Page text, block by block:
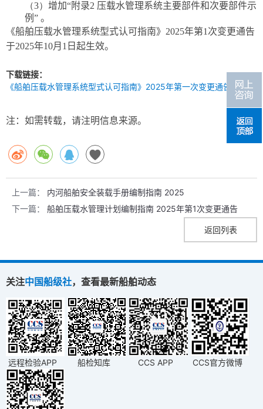
（3） 增加“附录2 压载水管理系统主要部件和次要部件示
例” 。
《船舶压载水管理系统型式认可指南》 2025年第1 次变更通告
于2025年10月 1 日起生效。
下载链接：
《船舶压载水管理系统型式认可指南》2025年第一次变更通告.pdf
注：如需转载，请注明信息来源。
上一篇：
内河船舶安全装载手册编制指南 2025
下一篇：
船舶压载水管理计划编制指南 2025年第1次变更通告
返回列表
关注中国船级社，查看最新船舶动态
远程检验APP 船检知库 CCS APP CCS官方微博